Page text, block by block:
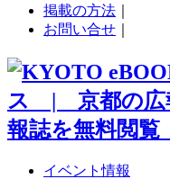
掲載の方法
お問い合せ
イベント情報